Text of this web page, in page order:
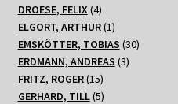
DROESE, FELIX 44
Produkte
ELGORT, ARTHUR 11
Produkt
EMSKÖTTER, TOBIAS 3030
ERDMANN, ANDREAS 33
FRITZ, ROGER 1515
Produkte
GERHARD, TILL 55